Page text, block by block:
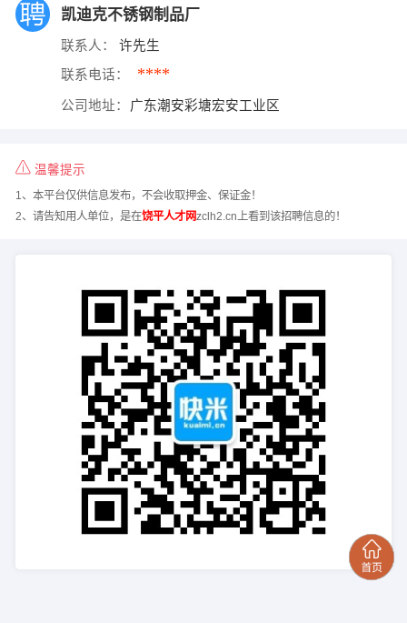
凯迪克不锈钢制品厂
联系人： 许先生
联系电话： ****
公司地址： 广东潮安彩塘宏安工业区
温馨提示
1、本平台仅供信息发布，不会收取押金、保证金！
2、请告知用人单位，是在饶平人才网zclh2.cn上看到该招聘信息的！